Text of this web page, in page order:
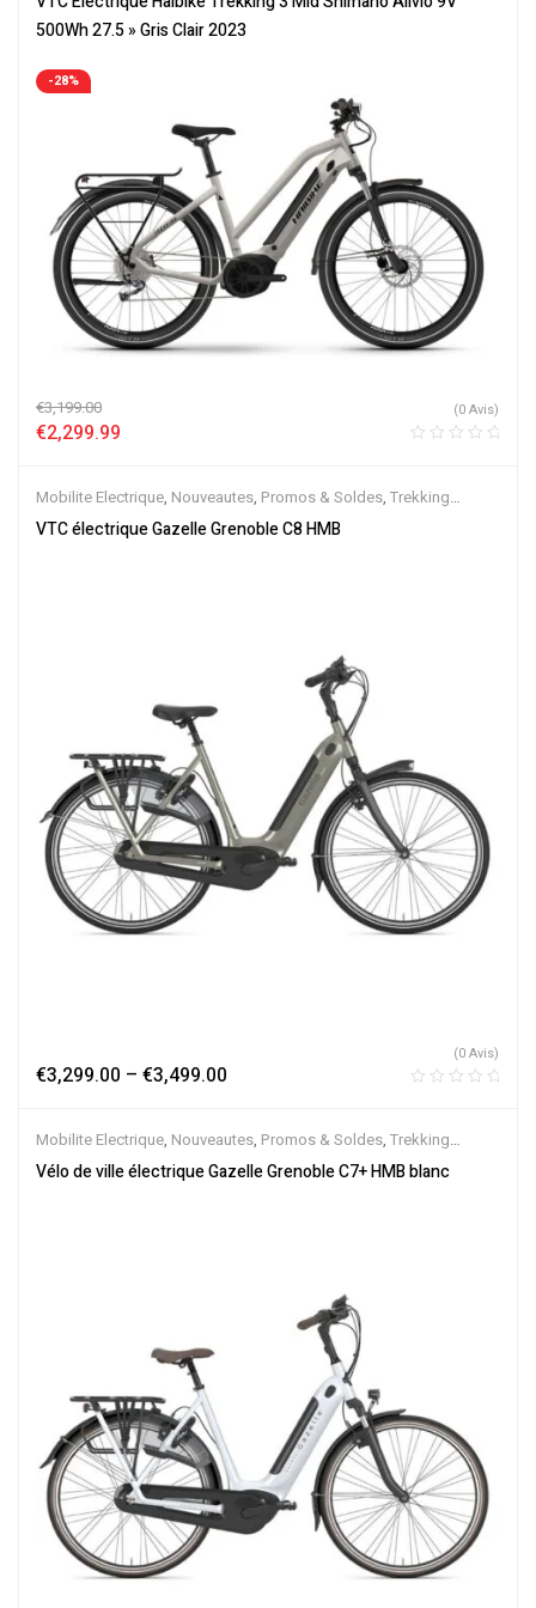
500Wh 27.5 » Gris Clair 2023
-28%
€3,199.00
€2,299.99
(0 Avis)
Mobilite Electrique, Nouveautes, Promos & Soldes, Trekking
électrique,Vélo électrique ville,Velos Electriques
VTC électrique Gazelle Grenoble C8 HMB
€3,299.00 – €3,499.00
(0 Avis)
Mobilite Electrique, Nouveautes, Promos & Soldes, Trekking
électrique,Vélo électrique ville,Velos Electriques,VTC Electrique
Vélo de ville électrique Gazelle Grenoble C7+ HMB blanc